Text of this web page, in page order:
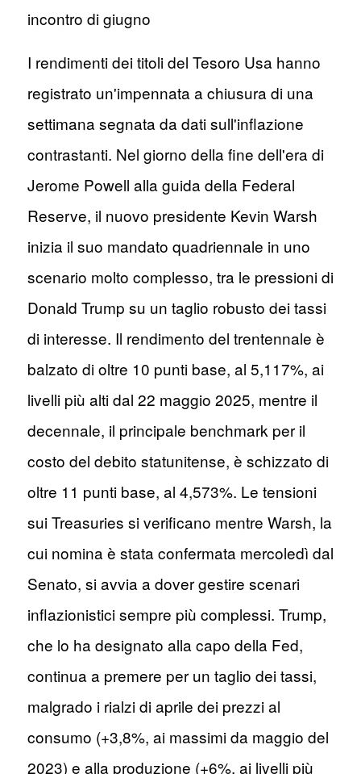
incontro di giugno
I rendimenti dei titoli del Tesoro Usa hanno
registrato un'impennata a chiusura di una
settimana segnata da dati sull'inflazione
contrastanti. Nel giorno della fine dell'era di
Jerome Powell alla guida della Federal
Reserve, il nuovo presidente Kevin Warsh
inizia il suo mandato quadriennale in uno
scenario molto complesso, tra le pressioni di
Donald Trump su un taglio robusto dei tassi
di interesse. Il rendimento del trentennale è
balzato di oltre 10 punti base, al 5,117%, ai
livelli più alti dal 22 maggio 2025, mentre il
decennale, il principale benchmark per il
costo del debito statunitense, è schizzato di
oltre 11 punti base, al 4,573%. Le tensioni
sui Treasuries si verificano mentre Warsh, la
cui nomina è stata confermata mercoledì dal
Senato, si avvia a dover gestire scenari
inflazionistici sempre più complessi. Trump,
che lo ha designato alla capo della Fed,
continua a premere per un taglio dei tassi,
malgrado i rialzi di aprile dei prezzi al
consumo (+3,8%, ai massimi da maggio del
2023) e alla produzione (+6%, ai livelli più